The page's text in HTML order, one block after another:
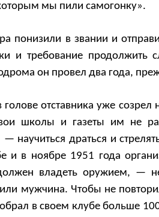
мы пили самогонку».
понизили в звании и
и требование
он провел два года,
отставника уже
школы и газеты им не
— научиться драться и
и в ноябре 1951 года
владеть оружием, —
мужчина. Чтобы не
в своем клубе больше